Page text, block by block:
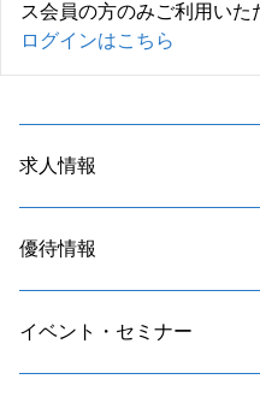
ス会員の方のみご利用いた
ログインはこちら
求人情報
優待情報
イベント・セミナー